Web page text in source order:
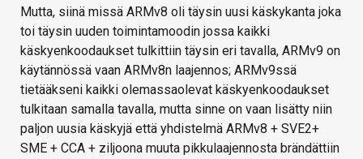
Mutta, siinä missä ARMv8 oli täysin uusi käskykanta joka
toi täysin uuden toimintamoodin jossa kaikki
käskyenkoodaukset tulkittiin täysin eri tavalla, ARMv9 on
käytännössä vaan ARMv8n laajennos; ARMv9ssä
tietääkseni kaikki olemassaolevat käskyenkoodaukset
tulkitaan samalla tavalla, mutta sinne on vaan lisätty niin
paljon uusia käskyjä että yhdistelmä ARMv8 + SVE2+
SME + CCA + ziljoona muuta pikkulaajennosta brändättiin